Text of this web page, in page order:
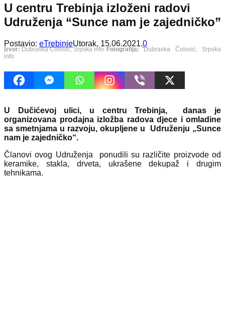
U centru Trebinja izloženi radovi
Udruženja “Sunce nam je zajedničko”
Postavio: eTrebinjeUtorak, 15.06.2021.0
Izvor: Dubravka Čolović, Srpska info Fotografija: Dubravka Čolović, Srpska
info
U Dučićevoj ulici, u centru Trebinja, danas je
organizovana prodajna izložba radova djece i omladine
sa smetnjama u razvoju, okupljene u Udruženju „Sunce
nam je zajedničko“.
Članovi ovog Udruženja ponudili su različite proizvode od
keramike, stakla, drveta, ukrašene dekupaž i drugim
tehnikama.